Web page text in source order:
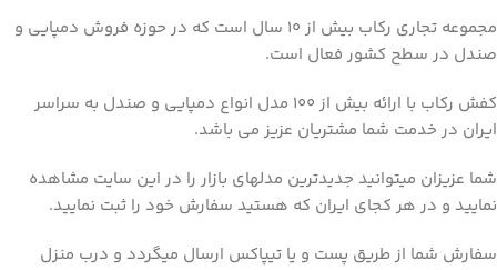
مجموعه تجاری رکاب بیش از 10 سال است که در حوزه فروش دمپایی و
صندل در سطح کشور فعال است.
کفش رکاب با ارائه بیش از 100 مدل انواع دمپایی و صندل به سراسر
ایران در خدمت شما مشتریان عزیز می باشد.
شما عزیزان میتوانید جدیدترین مدلهای بازار را در این سایت مشاهده
نمایید و در هر کجای ایران که هستید سفارش خود را ثبت نمایید.
سفارش شما از طریق پست و یا تیپاکس ارسال میگردد و درب منزل